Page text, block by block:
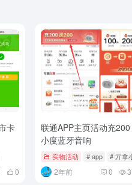
卡
0
联通APP主页活动充
小度蓝牙音响
实物活动 # app # 亓拿
2年前 0